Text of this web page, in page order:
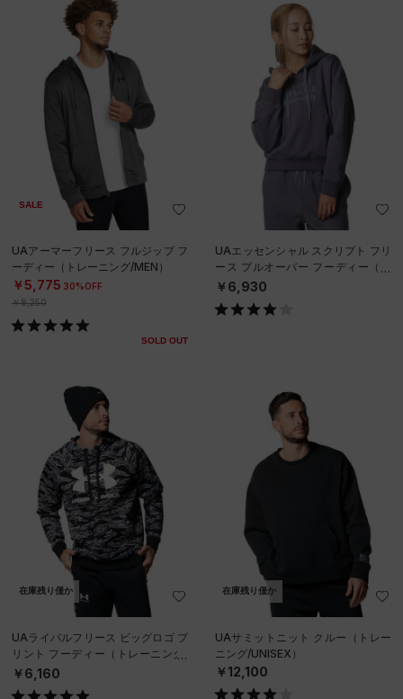
SALE
UAアーマーフリース フルジップ フ
ーディー（トレーニング/MEN）
￥5,775 30%OFF
￥8,250
SOLD OUT
UAエッセンシャル スクリプト フリ
ース プルオーバー フーディー（ト
レーニング/WOMEN）
￥6,930
在庫残り僅か
UAライバルフリース ビッグロゴ プ
リント フーディー（トレーニング/
MEN）
￥6,160
在庫残り僅か
UAサミットニット クルー（トレー
ニング/UNISEX）
￥12,100